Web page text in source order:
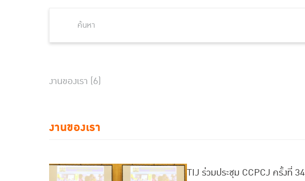
งานของเรา (6)
งานของเรา
TIJ ร่วมประชุม CCPCJ ครั้งที่ 34